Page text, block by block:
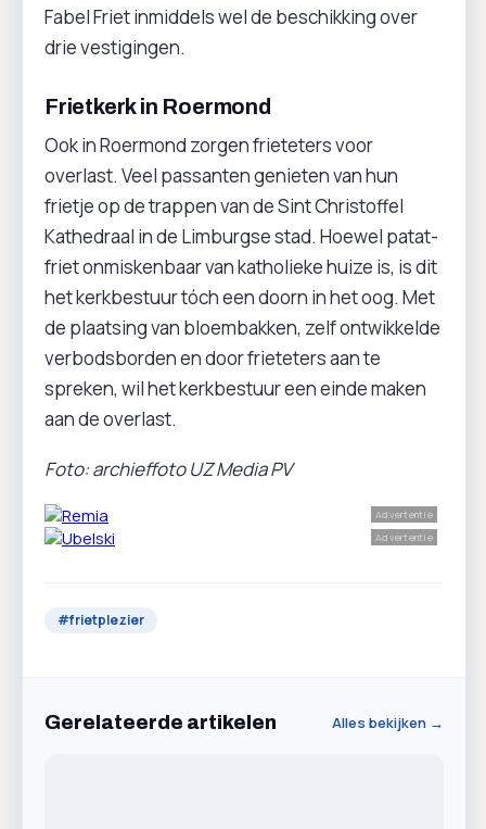
Fabel Friet inmiddels wel de beschikking over
drie vestigingen.
Frietkerk in Roermond
Ook in Roermond zorgen frieteters voor
overlast. Veel passanten genieten van hun
frietje op de trappen van de Sint Christoffel
Kathedraal in de Limburgse stad. Hoewel patat-
friet onmiskenbaar van katholieke huize is, is dit
het kerkbestuur tóch een doorn in het oog. Met
de plaatsing van bloembakken, zelf ontwikkelde
verbodsborden en door frieteters aan te
spreken, wil het kerkbestuur een einde maken
aan de overlast.
Foto: archieffoto UZ Media PV
Advertentie
Advertentie
#frietplezier
Gerelateerde artikelen Alles bekijken →